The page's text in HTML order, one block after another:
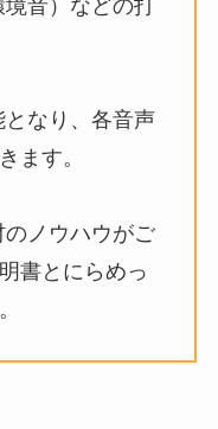
境音）などの打
となり、各音声
ます。
のノウハウがご
書とにらめっ